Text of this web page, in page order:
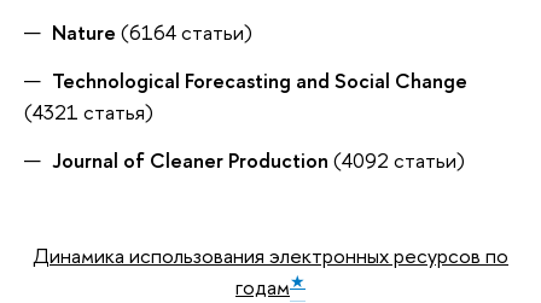
Nature (6164 статьи)
Technological Forecasting and Social Change
(4321 статья)
Journal of Cleaner Production (4092 статьи)
Динамика использования электронных ресурсов по
годам★